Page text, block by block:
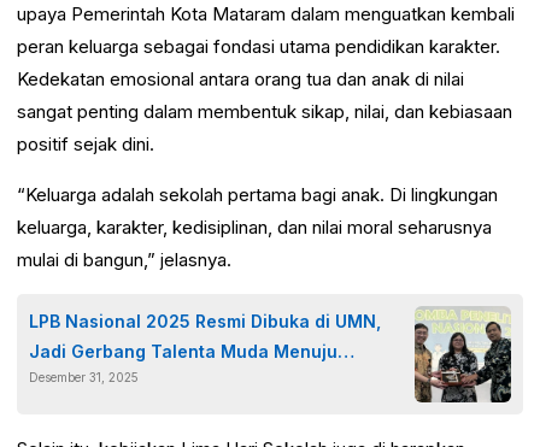
upaya Pemerintah Kota Mataram dalam menguatkan kembali
peran keluarga sebagai fondasi utama pendidikan karakter.
Kedekatan emosional antara orang tua dan anak di nilai
sangat penting dalam membentuk sikap, nilai, dan kebiasaan
positif sejak dini.
“Keluarga adalah sekolah pertama bagi anak. Di lingkungan
keluarga, karakter, kedisiplinan, dan nilai moral seharusnya
mulai di bangun,” jelasnya.
LPB Nasional 2025 Resmi Dibuka di UMN,
Jadi Gerbang Talenta Muda Menuju
Kompetisi Internasional
Desember 31, 2025